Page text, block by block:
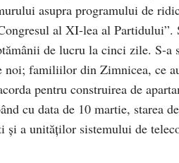
asupra programului de
al XI-lea al Partidului”.
de lucru la cinci zile. S-
noi; familiilor din Zimnicea, ce
pentru construirea de
cu data de 10 martie, starea
şi a unităţilor sistemului de